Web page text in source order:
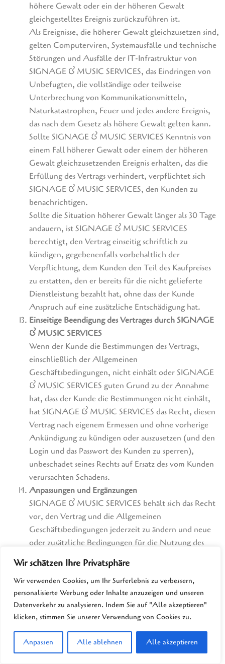
Wir schätzen Ihre Privatsphäre
Wir verwenden Cookies, um Ihr Surferlebnis zu verbessern,
personalisierte Werbung oder Inhalte anzuzeigen und unseren
Datenverkehr zu analysieren. Indem Sie auf "Alle akzeptieren"
klicken, stimmen Sie unserer Verwendung von Cookies zu.
Anpassen Alle ablehnen Alle akzeptieren
höhere Gewalt oder ein der höheren Gewalt
gleichgestelltes Ereignis zurückzuführen ist.
Als Ereignisse, die höherer Gewalt gleichzusetzen sind,
gelten Computerviren, Systemausfälle und technische
Störungen und Ausfälle der IT-Infrastruktur von
SIGNAGE & MUSIC SERVICES, das Eindringen von
Unbefugten, die vollständige oder teilweise
Unterbrechung von Kommunikationsmitteln,
Naturkatastrophen, Feuer und jedes andere Ereignis,
das nach dem Gesetz als höhere Gewalt gelten kann.
Sollte SIGNAGE & MUSIC SERVICES Kenntnis von
einem Fall höherer Gewalt oder einem der höheren
Gewalt gleichzusetzenden Ereignis erhalten, das die
Erfüllung des Vertrags verhindert, verpflichtet sich
SIGNAGE & MUSIC SERVICES, den Kunden zu
benachrichtigen.
Sollte die Situation höherer Gewalt länger als 30 Tage
andauern, ist SIGNAGE & MUSIC SERVICES
berechtigt, den Vertrag einseitig schriftlich zu
kündigen, gegebenenfalls vorbehaltlich der
Verpflichtung, dem Kunden den Teil des Kaufpreises
zu erstatten, den er bereits für die nicht gelieferte
Dienstleistung bezahlt hat, ohne dass der Kunde
Anspruch auf eine zusätzliche Entschädigung hat.
Einseitige Beendigung des Vertrages durch SIGNAGE
& MUSIC SERVICES
Wenn der Kunde die Bestimmungen des Vertrags,
einschließlich der Allgemeinen
Geschäftsbedingungen, nicht einhält oder SIGNAGE
& MUSIC SERVICES guten Grund zu der Annahme
hat, dass der Kunde die Bestimmungen nicht einhält,
hat SIGNAGE & MUSIC SERVICES das Recht, diesen
Vertrag nach eigenem Ermessen und ohne vorherige
Ankündigung zu kündigen oder auszusetzen (und den
Login und das Passwort des Kunden zu sperren),
unbeschadet seines Rechts auf Ersatz des vom Kunden
verursachten Schadens.
Anpassungen und Ergänzungen
SIGNAGE & MUSIC SERVICES behält sich das Recht
vor, den Vertrag und die Allgemeinen
Geschäftsbedingungen jederzeit zu ändern und neue
oder zusätzliche Bedingungen für die Nutzung des
Änderungen und zusätzlichen Bedingungen werden
dem Kunden mitgeteilt und treten, wenn der Kunde
nicht kurzfristig widerspricht, sofort als Teil des
Vertrages in Kraft.
Vertrag. Wenn der Kunde solche Anpassungen oder
Ergänzungen nicht akzeptiert, ist SIGNAGE & MUSIC
SERVICES berechtigt, den Vertrag einseitig zu